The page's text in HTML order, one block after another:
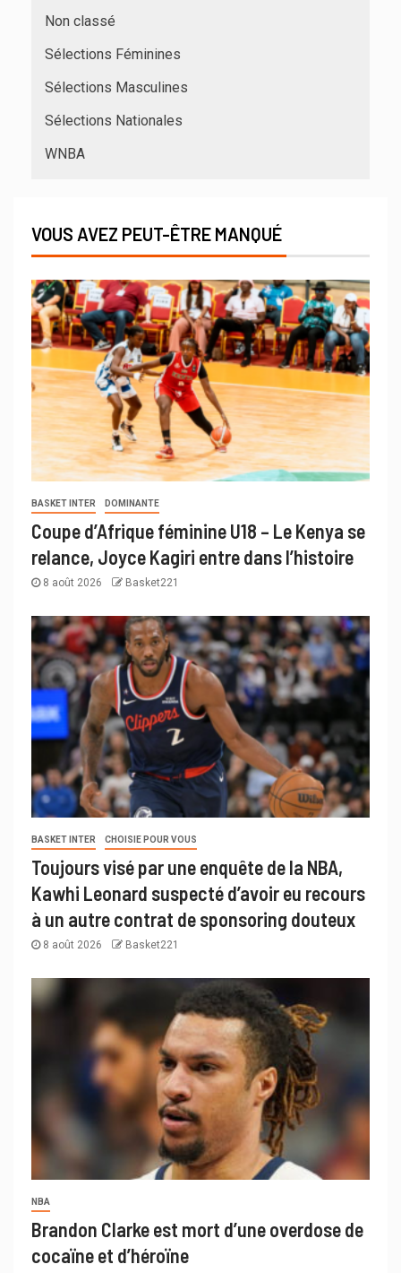
Non classé
Sélections Féminines
Sélections Masculines
Sélections Nationales
WNBA
VOUS AVEZ PEUT-ÊTRE MANQUÉ
BASKET INTER DOMINANTE
Coupe d’Afrique féminine U18 – Le Kenya se
relance, Joyce Kagiri entre dans l’histoire
8 août 2026 Basket221
BASKET INTER CHOISIE POUR VOUS
Toujours visé par une enquête de la NBA,
Kawhi Leonard suspecté d’avoir eu recours
à un autre contrat de sponsoring douteux
8 août 2026 Basket221
NBA
Brandon Clarke est mort d’une overdose de
cocaïne et d’héroïne